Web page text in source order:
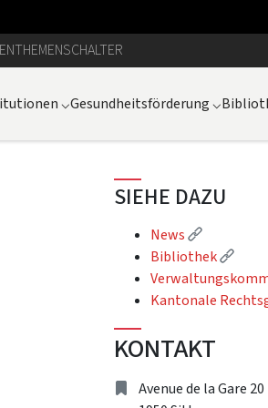
THEMENSCHALTER
⌵Gesundheitsförderung ⌵
SIEHE DAZU
News
(Externer
Bibliothek
Kantonale
KONTAKT
Adresse
Avenue de la Gare 20